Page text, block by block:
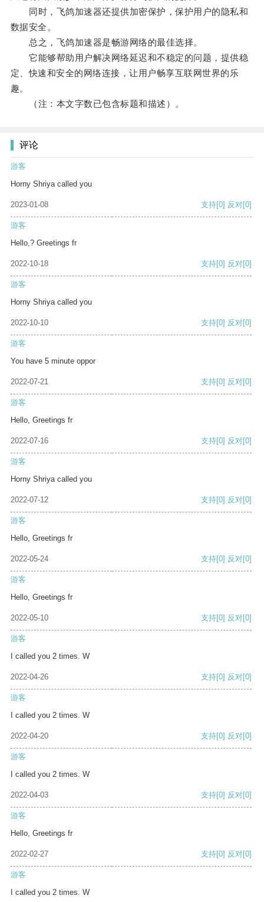
同时，飞鸽加速器还提供加密保护，保护用户的隐私和
数据安全。
总之，飞鸽加速器是畅游网络的最佳选择。
它能够帮助用户解决网络延迟和不稳定的问题，提供稳
定、快速和安全的网络连接，让用户畅享互联网世界的乐
趣。
（注：本文字数已包含标题和描述）。
评论
游客
Horny Shriya called you
2023-01-08 支持[0] 反对[0]
游客
Hello,? Greetings fr
2022-10-18 支持[0] 反对[0]
游客
Horny Shriya called you
2022-10-10 支持[0] 反对[0]
游客
You have 5 minute oppor
2022-07-21 支持[0] 反对[0]
游客
Hello, Greetings fr
2022-07-16 支持[0] 反对[0]
游客
Horny Shriya called you
2022-07-12 支持[0] 反对[0]
游客
Hello, Greetings fr
2022-05-24 支持[0] 反对[0]
游客
Hello, Greetings fr
2022-05-10 支持[0] 反对[0]
游客
I called you 2 times. W
2022-04-26 支持[0] 反对[0]
游客
I called you 2 times. W
2022-04-20 支持[0] 反对[0]
游客
I called you 2 times. W
2022-04-03 支持[0] 反对[0]
游客
Hello, Greetings fr
2022-02-27 支持[0] 反对[0]
游客
I called you 2 times. W